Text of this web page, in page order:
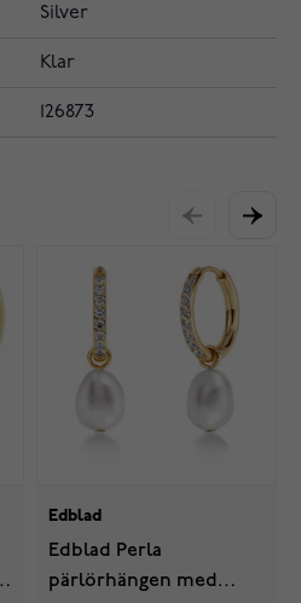
Silver
Klar
126873
Edblad
Edblad Perla
pärlörhängen med